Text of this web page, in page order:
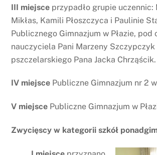
III miejsce przypadło grupie uczennic:
Mikłas, Kamili Płoszczyca i Paulinie
Publicznego Gimnazjum w Płazie, pod
nauczyciela Pani Marzeny Szczypczyk
pszczelarskiego Pana Jacka Chrząścik.
IV miejsce Publiczne Gimnazjum nr 2
V miejsce Publiczne Gimnazjum w
Zwycięscy w kategorii szkół